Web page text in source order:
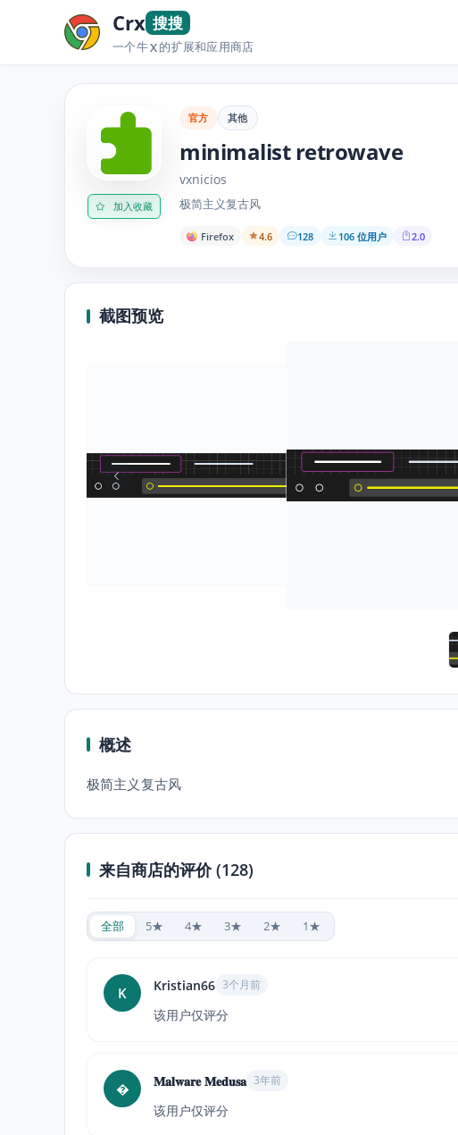
Crx 搜搜
一个牛X的扩展和应用商店
加入收藏
官方 其他
minimalist retrowave
vxnicios
极简主义复古风
Firefox 4.6 128 106 位用户 2.0
截图预览
概述
极简主义复古风
来自商店的评价 (128)
全部 5★ 4★ 3★ 2★ 1★
K Kristian66 3个月前
该用户仅评分
 𝐌𝐚𝐥𝐰𝐚𝐫𝐞 𝐌𝐞𝐝𝐮𝐬𝐚 3年前
该用户仅评分